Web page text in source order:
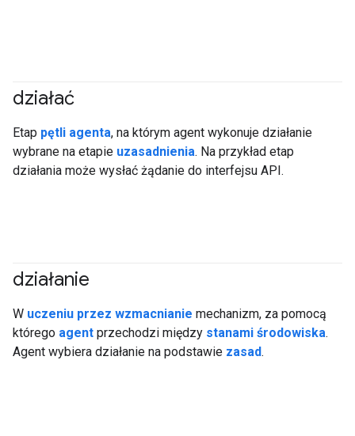
działać
Etap pętli agenta, na którym agent wykonuje działanie
wybrane na etapie uzasadnienia. Na przykład etap
działania może wysłać żądanie do interfejsu API.
działanie
W uczeniu przez wzmacnianie mechanizm, za pomocą
którego agent przechodzi między stanami środowiska.
Agent wybiera działanie na podstawie zasad.